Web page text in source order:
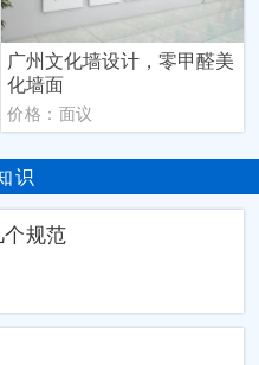
广州文化墙设计，零甲醛美
化墙面
价格：面议
识
规范